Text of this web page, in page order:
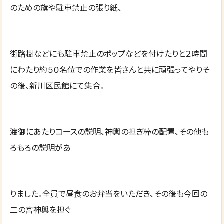
のための旗や駐車禁止の張り紙、
街路樹などにも駐車禁止のポップなどを付けたりと２時間
にわたり約５０名位での作業を皆さんと共に頑張ってやりそ
の後、新川区民館にて集合。
渡御にあたりコースの説明、神輿の担ぎ棒の配置、その他も
ろもろの説明があ
りました。全員で昼食のお弁当をいただき、その後も今回の
二の宮神輿を担ぐ